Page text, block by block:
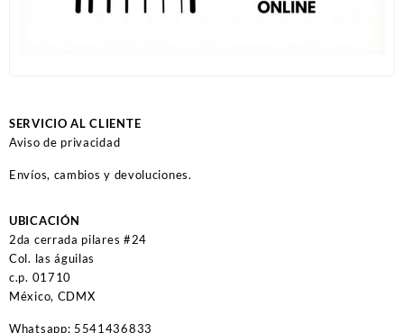
SERVICIO AL CLIENTE
Aviso de privacidad
Envíos, cambios y devoluciones.
UBICACIÓN
2da cerrada pilares #24
Col. las águilas
c.p. 01710
México, CDMX
Whatsapp: 5541436833